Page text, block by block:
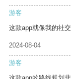
游客
这款app就像我的社
2024-08-04
游客